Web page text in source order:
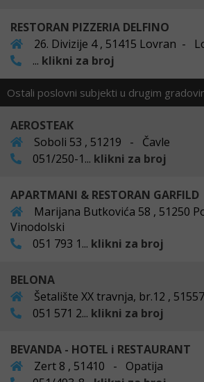
RESTORAN PIZZERIA DELFINO
26. Divizije 4 , 51415 Lovran -
... klikni za broj
Ostali poslovni subjekti u drugim
AEROSTEAK
Soboli 53 , 51219 - Čavle
051/250-1... klikni za broj
APARTMANI & RESTORAN GARFILD
Marijana Butkovića 58 , 51250
Vinodolski
051 793 1... klikni za broj
BELONA
Šetalište XX travnja, br.12 ,
051 571 2... klikni za broj
BEVANDA - HOTEL i RESTAURANT
Zert 8 , 51410 - Opatija